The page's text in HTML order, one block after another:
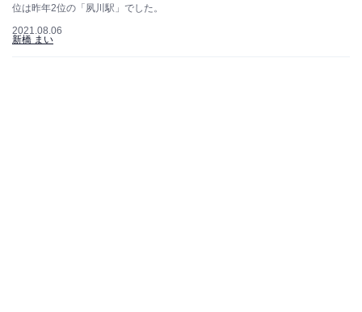
位は昨年2位の「夙川駅」でした。
2021.08.06
新橋 まい